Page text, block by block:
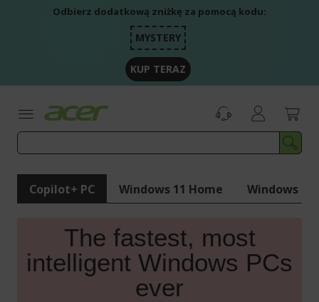
Odbierz dodatkową zniżkę za pomocą kodu:
MYSTERY
KUP TERAZ
Copilot+ PC Windows 11 Home Windows 11
The fastest, most
intelligent Windows PCs
ever